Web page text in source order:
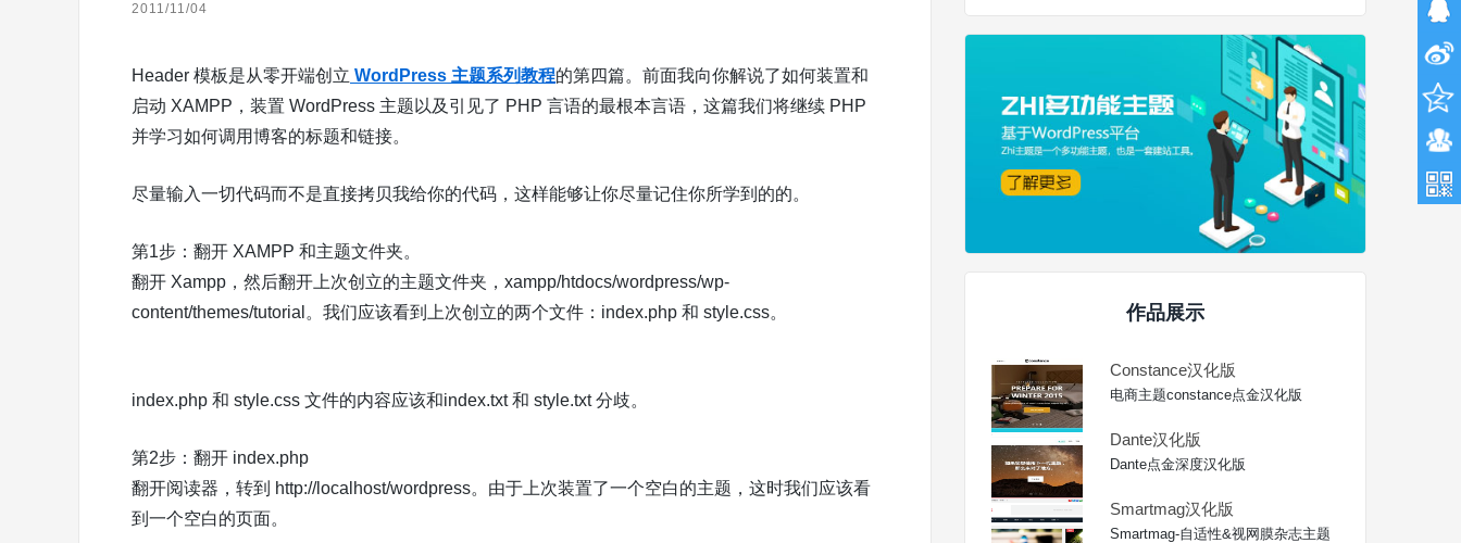
2011/11/04
Header 模板是从零开端创立 WordPress 主题系列教程的第四篇。前面我向你解说了如何装置和
启动 XAMPP，装置 WordPress 主题以及引见了 PHP 言语的最根本言语，这篇我们将继续 PHP
并学习如何调用博客的标题和链接。
尽量输入一切代码而不是直接拷贝我给你的代码，这样能够让你尽量记住你所学到的的。
第1步：翻开 XAMPP 和主题文件夹。
翻开 Xampp，然后翻开上次创立的主题文件夹，xampp/htdocs/wordpress/wp-
content/themes/tutorial。我们应该看到上次创立的两个文件：index.php 和 style.css。
index.php 和 style.css 文件的内容应该和index.txt 和 style.txt 分歧。
第2步：翻开 index.php
翻开阅读器，转到 http://localhost/wordpress。由于上次装置了一个空白的主题，这时我们应该看
到一个空白的页面。
作品展示
Constance汉化版
电商主题constance点金汉化版
Dante汉化版
Dante点金深度汉化版
Smartmag汉化版
Smartmag-自适性&视网膜杂志主题